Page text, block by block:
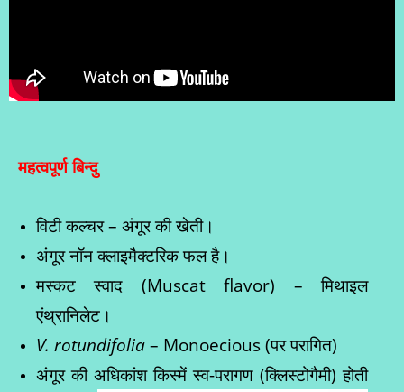
महत्वपूर्ण बिन्दु
विटी कल्चर – अंगूर की खेती।
अंगूर नॉन क्लाइमैक्टरिक फल है।
मस्कट स्वाद (Muscat flavor) – मिथाइल
एंथ्रानिलेट।
V. rotundifolia – Monoecious (पर परागित)
अंगूर की अधिकांश किस्में स्व-परागण (क्लिस्टोगैमी) होती